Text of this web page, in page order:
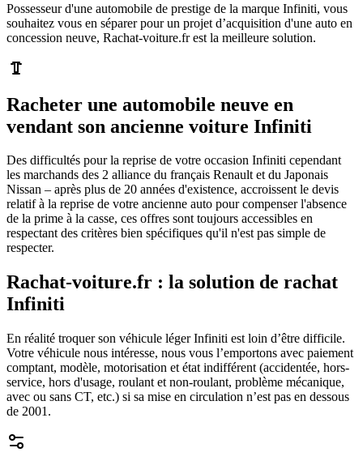
Possesseur d'une automobile de prestige de la marque Infiniti, vous
souhaitez vous en séparer pour un projet d’acquisition d'une auto en
concession neuve, Rachat-voiture.fr est la meilleure solution.
Racheter une automobile neuve en
vendant son ancienne voiture Infiniti
Des difficultés pour la reprise de votre occasion Infiniti cependant
les marchands des 2 alliance du français Renault et du Japonais
Nissan – après plus de 20 années d'existence, accroissent le devis
relatif à la reprise de votre ancienne auto pour compenser l'absence
de la prime à la casse, ces offres sont toujours accessibles en
respectant des critères bien spécifiques qu'il n'est pas simple de
respecter.
Rachat-voiture.fr : la solution de rachat
Infiniti
En réalité troquer son véhicule léger Infiniti est loin d’être difficile.
Votre véhicule nous intéresse, nous vous l’emportons avec paiement
comptant, modèle, motorisation et état indifférent (accidentée, hors-
service, hors d'usage, roulant et non-roulant, problème mécanique,
avec ou sans CT, etc.) si sa mise en circulation n’est pas en dessous
de 2001.